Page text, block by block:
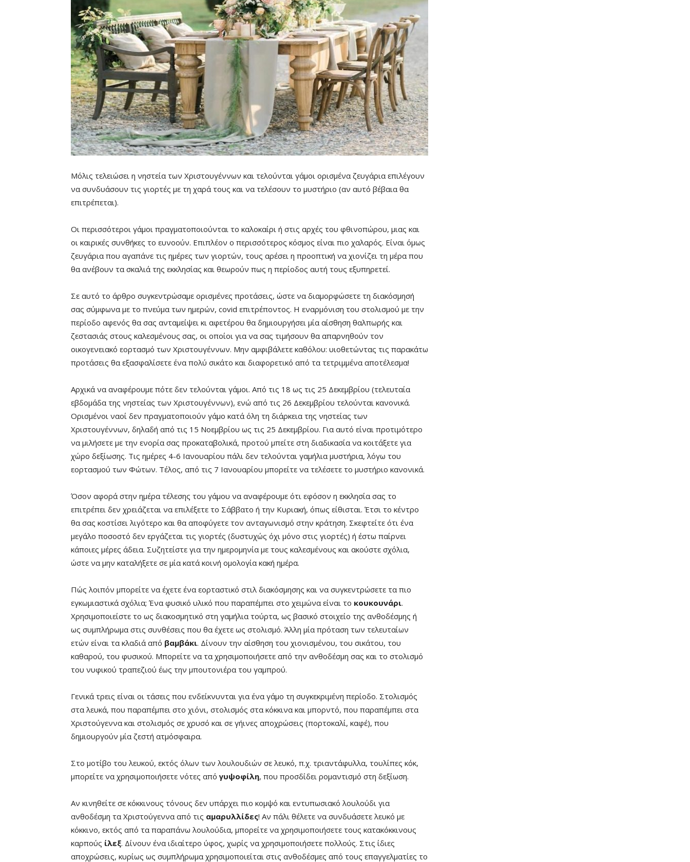
Μόλις τελειώσει η νηστεία των Χριστουγέννων και τελούνται γάμοι ορισμένα ζευγάρια επιλέγουν
να συνδυάσουν τις γιορτές με τη χαρά τους και να τελέσουν το μυστήριο (αν αυτό βέβαια θα
επιτρέπεται).
Οι περισσότεροι γάμοι πραγματοποιούνται το καλοκαίρι ή στις αρχές του φθινοπώρου, μιας και
οι καιρικές συνθήκες το ευνοούν. Επιπλέον ο περισσότερος κόσμος είναι πιο χαλαρός. Είναι όμως
ζευγάρια που αγαπάνε τις ημέρες των γιορτών, τους αρέσει η προοπτική να χιονίζει τη μέρα που
θα ανέβουν τα σκαλιά της εκκλησίας και θεωρούν πως η περίοδος αυτή τους εξυπηρετεί.
Σε αυτό το άρθρο συγκεντρώσαμε ορισμένες προτάσεις, ώστε να διαμορφώσετε τη διακόσμησή
σας σύμφωνα με το πνεύμα των ημερών, covid επιτρέποντος. Η εναρμόνιση του στολισμού με την
περίοδο αφενός θα σας ανταμείψει κι αφετέρου θα δημιουργήσει μία αίσθηση θαλπωρής και
ζεστασιάς στους καλεσμένους σας, οι οποίοι για να σας τιμήσουν θα απαρνηθούν τον
οικογενειακό εορτασμό των Χριστουγέννων. Μην αμφιβάλετε καθόλου: υιοθετώντας τις παρακάτω
προτάσεις θα εξασφαλίσετε ένα πολύ σικάτο και διαφορετικό από τα τετριμμένα αποτέλεσμα!
Αρχικά να αναφέρουμε πότε δεν τελούνται γάμοι. Από τις 18 ως τις 25 Δεκεμβρίου (τελευταία
εβδομάδα της νηστείας των Χριστουγέννων), ενώ από τις 26 Δεκεμβρίου τελούνται κανονικά.
Ορισμένοι ναοί δεν πραγματοποιούν γάμο κατά όλη τη διάρκεια της νηστείας των
Χριστουγέννων, δηλαδή από τις 15 Νοεμβρίου ως τις 25 Δεκεμβρίου. Για αυτό είναι προτιμότερο
να μιλήσετε με την ενορία σας προκαταβολικά, προτού μπείτε στη διαδικασία να κοιτάξετε για
χώρο δεξίωσης. Τις ημέρες 4-6 Ιανουαρίου πάλι δεν τελούνται γαμήλια μυστήρια, λόγω του
εορτασμού των Φώτων. Τέλος, από τις 7 Ιανουαρίου μπορείτε να τελέσετε το μυστήριο κανονικά.
Όσον αφορά στην ημέρα τέλεσης του γάμου να αναφέρουμε ότι εφόσον η εκκλησία σας το
επιτρέπει δεν χρειάζεται να επιλέξετε το Σάββατο ή την Κυριακή, όπως είθισται. Έτσι το κέντρο
θα σας κοστίσει λιγότερο και θα αποφύγετε τον ανταγωνισμό στην κράτηση. Σκεφτείτε ότι ένα
μεγάλο ποσοστό δεν εργάζεται τις γιορτές (δυστυχώς όχι μόνο στις γιορτές) ή έστω παίρνει
κάποιες μέρες άδεια. Συζητείστε για την ημερομηνία με τους καλεσμένους και ακούστε σχόλια,
ώστε να μην καταλήξετε σε μία κατά κοινή ομολογία κακή ημέρα.
Πώς λοιπόν μπορείτε να έχετε ένα εορταστικό στιλ διακόσμησης και να συγκεντρώσετε τα πιο
εγκωμιαστικά σχόλια; Ένα φυσικό υλικό που παραπέμπει στο χειμώνα είναι το κουκουνάρι.
Χρησιμοποιείστε το ως διακοσμητικό στη γαμήλια τούρτα, ως βασικό στοιχείο της ανθοδέσμης ή
ως συμπλήρωμα στις συνθέσεις που θα έχετε ως στολισμό. Άλλη μία πρόταση των τελευταίων
ετών είναι τα κλαδιά από βαμβάκι. Δίνουν την αίσθηση του χιονισμένου, του σικάτου, του
καθαρού, του φυσικού. Μπορείτε να τα χρησιμοποιήσετε από την ανθοδέσμη σας και το στολισμό
του νυφικού τραπεζιού έως την μπουτονιέρα του γαμπρού.
Γενικά τρεις είναι οι τάσεις που ενδείκνυνται για ένα γάμο τη συγκεκριμένη περίοδο. Στολισμός
στα λευκά, που παραπέμπει στο χιόνι, στολισμός στα κόκκινα και μπορντό, που παραπέμπει στα
Χριστούγεννα και στολισμός σε χρυσό και σε γήινες αποχρώσεις (πορτοκαλί, καφέ), που
δημιουργούν μία ζεστή ατμόσφαιρα.
Στο μοτίβο του λευκού, εκτός όλων των λουλουδιών σε λευκό, π.χ. τριαντάφυλλα, τουλίπες κόκ,
μπορείτε να χρησιμοποιήσετε νότες απόγυψοφίλη, που προσδίδει ρομαντισμό στη δεξίωση.
Αν κινηθείτε σε κόκκινους τόνους δεν υπάρχει πιο κομψό και εντυπωσιακό λουλούδι για
ανθοδέσμη τα Χριστούγεννα από τις αμαρυλλίδες! Αν πάλι θέλετε να συνδυάσετε λευκό με
κόκκινο, εκτός από τα παραπάνω λουλούδια, μπορείτε να χρησιμοποιήσετε τους κατακόκκινους
καρπούς ίλεξ. Δίνουν ένα ιδιαίτερο ύφος, χωρίς να χρησιμοποιήσετε πολλούς. Στις ίδιες
αποχρώσεις, κυρίως ως συμπλήρωμα χρησιμοποιείται στις ανθοδέσμες από τους επαγγελματίες το